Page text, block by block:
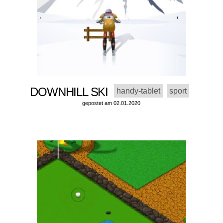
DOWNHILL SKI handy-tablet sport
gepostet am 02.01.2020